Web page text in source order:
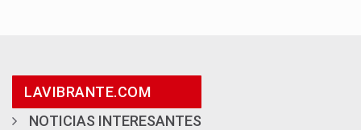
LAVIBRANTE.COM
NOTICIAS INTERESANTES